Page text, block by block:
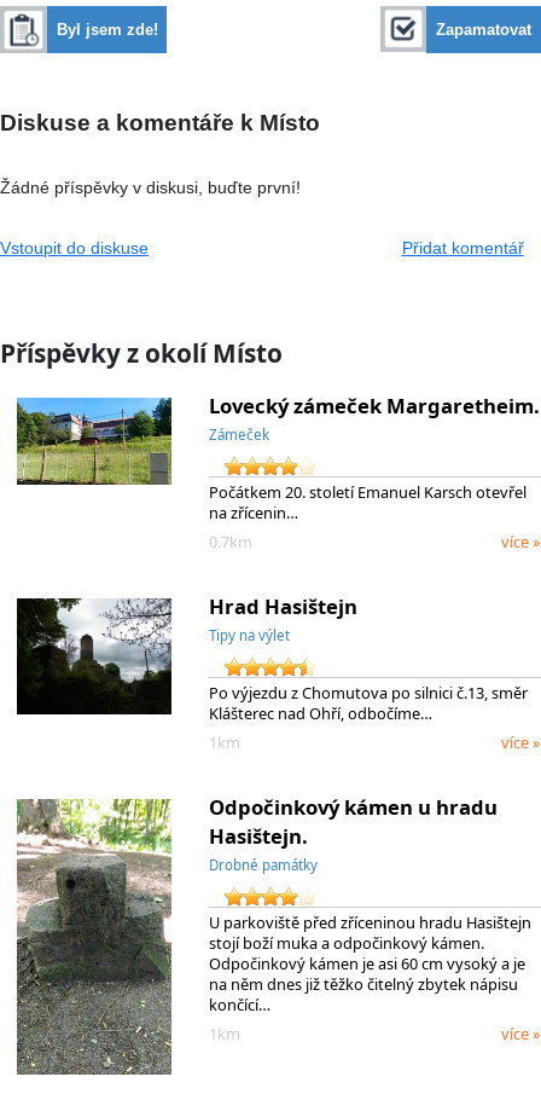
Byl jsem zde! Zapamatovat
Diskuse a komentáře k Místo
Žádné příspěvky v diskusi, buďte první!
Vstoupit do diskuse Přidat komentář
Příspěvky z okolí Místo
Lovecký zámeček Margaretheim.
Zámeček
Počátkem 20. století Emanuel Karsch otevřel
na zřícenin…
0.7km
více »
Hrad Hasištejn
Tipy na výlet
Po výjezdu z Chomutova po silnici č.13, směr
Klášterec nad Ohří, odbočíme…
1km
více »
Odpočinkový kámen u hradu
Hasištejn.
Drobné památky
U parkoviště před zříceninou hradu Hasištejn
stojí boží muka a odpočinkový kámen.
Odpočinkový kámen je asi 60 cm vysoký a je
na něm dnes již těžko čitelný zbytek nápisu
končící…
1km
více »